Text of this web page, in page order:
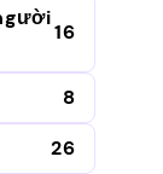
16
8
26